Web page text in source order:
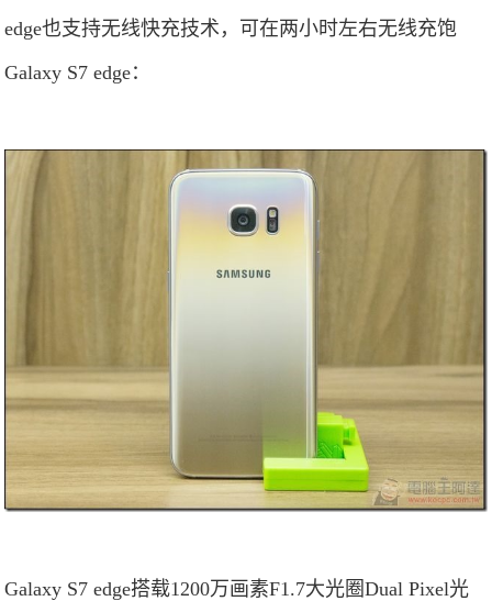
edge也支持无线快充技术，可在两小时左右无线充饱
Galaxy S7 edge：
Galaxy S7 edge搭载1200万画素F1.7大光圈Dual Pixel光